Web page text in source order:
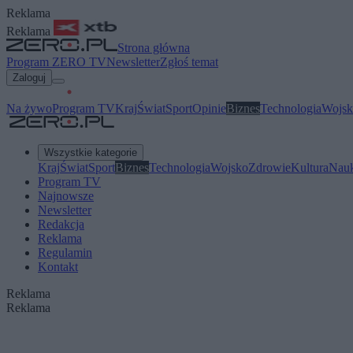
Reklama
Reklama
Strona główna
Program ZERO TVNewsletterZgłoś temat
Zaloguj
Na żywoProgram TVKrajŚwiatSportOpinieBiznesTechnologia
Wszystkie kategorie
KrajŚwiatSportBiznesTechnologiaWojskoZdrowieKultura
Program TV
Najnowsze
Newsletter
Redakcja
Reklama
Regulamin
Kontakt
Reklama
Reklama